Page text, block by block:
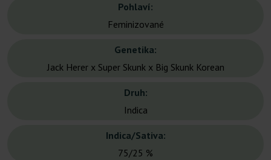
Pohlaví:
Feminizované
Genetika:
Jack Herer x Super Skunk x Big Skunk Korean
Druh:
Indica
Indica/Sativa:
75/25 %